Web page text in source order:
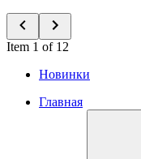
Item 1 of 12
Новинки
Главная